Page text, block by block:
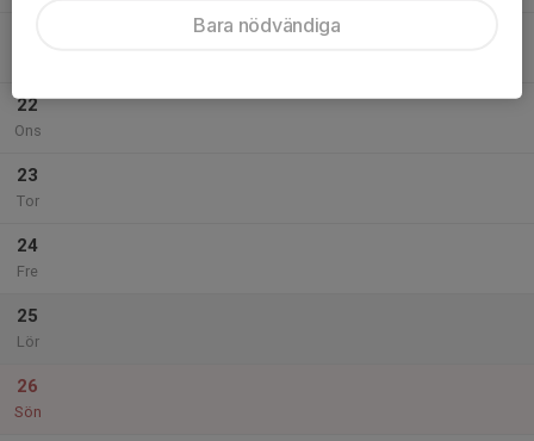
22
Ons
23
Tor
24
Fre
25
Lör
26
Sön
Bara nödvändiga